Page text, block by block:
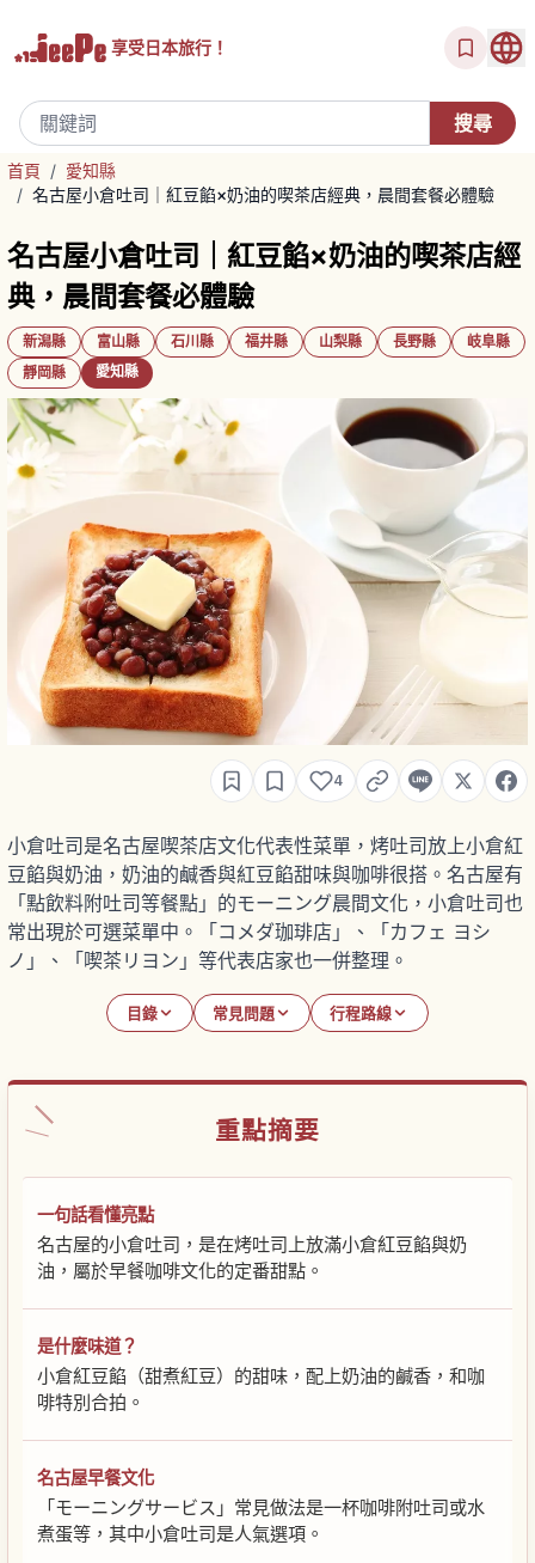
享受日本旅行！
首頁 / 愛知縣
/ 名古屋小倉吐司｜紅豆餡×奶油的喫茶店經典，晨間套餐必體驗
名古屋小倉吐司｜紅豆餡×奶油的喫茶店經
典，晨間套餐必體驗
新潟縣 富山縣 石川縣 福井縣 山梨縣 長野縣
岐阜縣
靜岡縣
愛知縣
4
小倉吐司是名古屋喫茶店文化代表性菜單，烤吐司放上小倉紅
豆餡與奶油，奶油的鹹香與紅豆餡甜味與咖啡很搭。名古屋有
「點飲料附吐司等餐點」的モーニング晨間文化，小倉吐司也
常出現於可選菜單中。「コメダ珈琲店」、「カフェ ヨシ
ノ」、「喫茶リヨン」等代表店家也一併整理。
目錄 常見問題 行程路線
重點摘要
一句話看懂亮點
名古屋的小倉吐司，是在烤吐司上放滿小倉紅豆餡與奶
油，屬於早餐咖啡文化的定番甜點。
是什麼味道？
小倉紅豆餡（甜煮紅豆）的甜味，配上奶油的鹹香，和咖
啡特別合拍。
名古屋早餐文化
「モーニングサービス」常見做法是一杯咖啡附吐司或水
煮蛋等，其中小倉吐司是人氣選項。